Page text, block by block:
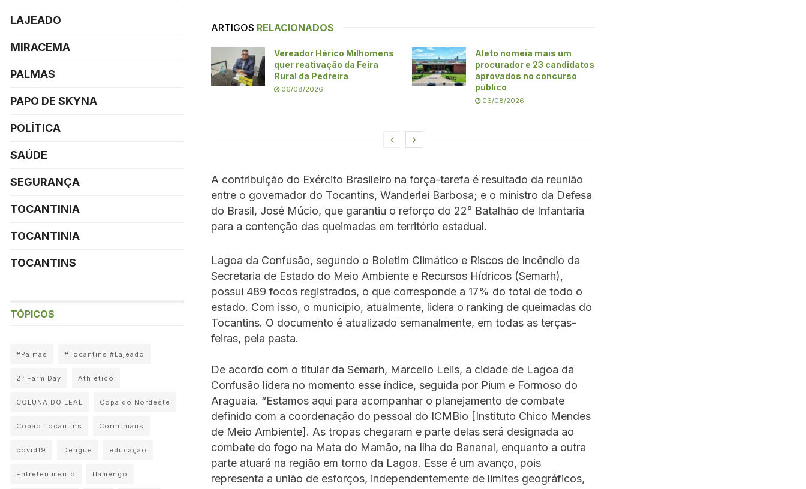
ARTIGOS RELACIONADOS
Vereador Hérico Milhomens
quer reativação da Feira
Rural da Pedreira
06/08/2026
Aleto nomeia mais um
procurador e 23 candidatos
aprovados no concurso
público
06/08/2026
A contribuição do Exército Brasileiro na força-tarefa é resultado da reunião
entre o governador do Tocantins, Wanderlei Barbosa; e o ministro da Defesa
do Brasil, José Múcio, que garantiu o reforço do 22° Batalhão de Infantaria
para a contenção das queimadas em território estadual.
Lagoa da Confusão, segundo o Boletim Climático e Riscos de Incêndio da
Secretaria de Estado do Meio Ambiente e Recursos Hídricos (Semarh),
possui 489 focos registrados, o que corresponde a 17% do total de todo o
estado. Com isso, o município, atualmente, lidera o ranking de queimadas do
Tocantins. O documento é atualizado semanalmente, em todas as terças-
feiras, pela pasta.
De acordo com o titular da Semarh, Marcello Lelis, a cidade de Lagoa da
Confusão lidera no momento esse índice, seguida por Pium e Formoso do
Araguaia. “Estamos aqui para acompanhar o planejamento de combate
definido com a coordenação do pessoal do ICMBio [Instituto Chico Mendes
de Meio Ambiente]. As tropas chegaram e parte delas será designada ao
combate do fogo na Mata do Mamão, na Ilha do Bananal, enquanto a outra
parte atuará na região em torno da Lagoa. Esse é um avanço, pois
representa a união de esforços, independentemente de limites geográficos,
LAJEADO
MIRACEMA
PALMAS
PAPO DE SKYNA
POLÍTICA
SAÚDE
SEGURANÇA
TOCANTINIA
TOCANTINIA
TOCANTINS
TÓPICOS
#Palmas #Tocantins #Lajeado
2° Farm Day Athletico
COLUNA DO LEAL Copa do Nordeste
Copão Tocantins Corinthians
covid19 Dengue educação
Entretenimento flamengo